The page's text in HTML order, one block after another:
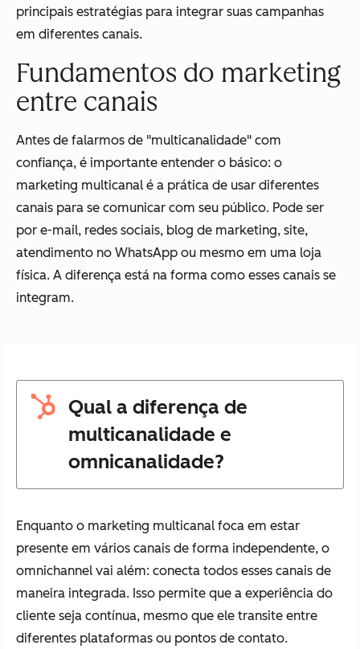
principais estratégias para integrar suas campanhas
em diferentes canais.
Fundamentos do marketing
entre canais
Antes de falarmos de "multicanalidade" com
confiança, é importante entender o básico: o
marketing multicanal é a prática de usar diferentes
canais para se comunicar com seu público. Pode ser
por e-mail, redes sociais, blog de marketing, site,
atendimento no WhatsApp ou mesmo em uma loja
física. A diferença está na forma como esses canais se
integram.
Qual a diferença de
multicanalidade e
omnicanalidade?
Enquanto o marketing multicanal foca em estar
presente em vários canais de forma independente, o
omnichannel vai além: conecta todos esses canais de
maneira integrada. Isso permite que a experiência do
cliente seja contínua, mesmo que ele transite entre
diferentes plataformas ou pontos de contato.